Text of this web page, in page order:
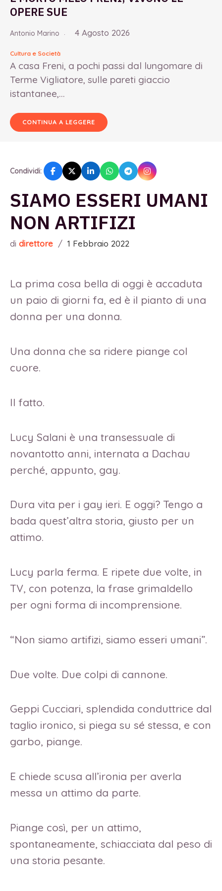
OPERE SUE
Antonio Marino 4 Agosto 2026
Cultura e Società
A casa Freni, a pochi passi dal lungomare di
Terme Vigliatore, sulle pareti giaccio
istantanee,...
CONTINUA A LEGGERE
Condividi:
SIAMO ESSERI UMANI
NON ARTIFIZI
di direttore / 1 Febbraio 2022
La prima cosa bella di oggi è accaduta
un paio di giorni fa, ed è il pianto di una
donna per una donna.
Una donna che sa ridere piange col
cuore.
Il fatto.
Lucy Salani è una transessuale di
novantotto anni, internata a Dachau
perché, appunto, gay.
Dura vita per i gay ieri. E oggi? Tengo a
bada quest’altra storia, giusto per un
attimo.
Lucy parla ferma. E ripete due volte, in
TV, con potenza, la frase grimaldello
per ogni forma di incomprensione.
“Non siamo artifizi, siamo esseri umani”.
Due volte. Due colpi di cannone.
Geppi Cucciari, splendida conduttrice dal
taglio ironico, si piega su sé stessa, e con
garbo, piange.
E chiede scusa all’ironia per averla
messa un attimo da parte.
Piange così, per un attimo,
spontaneamente, schiacciata dal peso di
una storia pesante.